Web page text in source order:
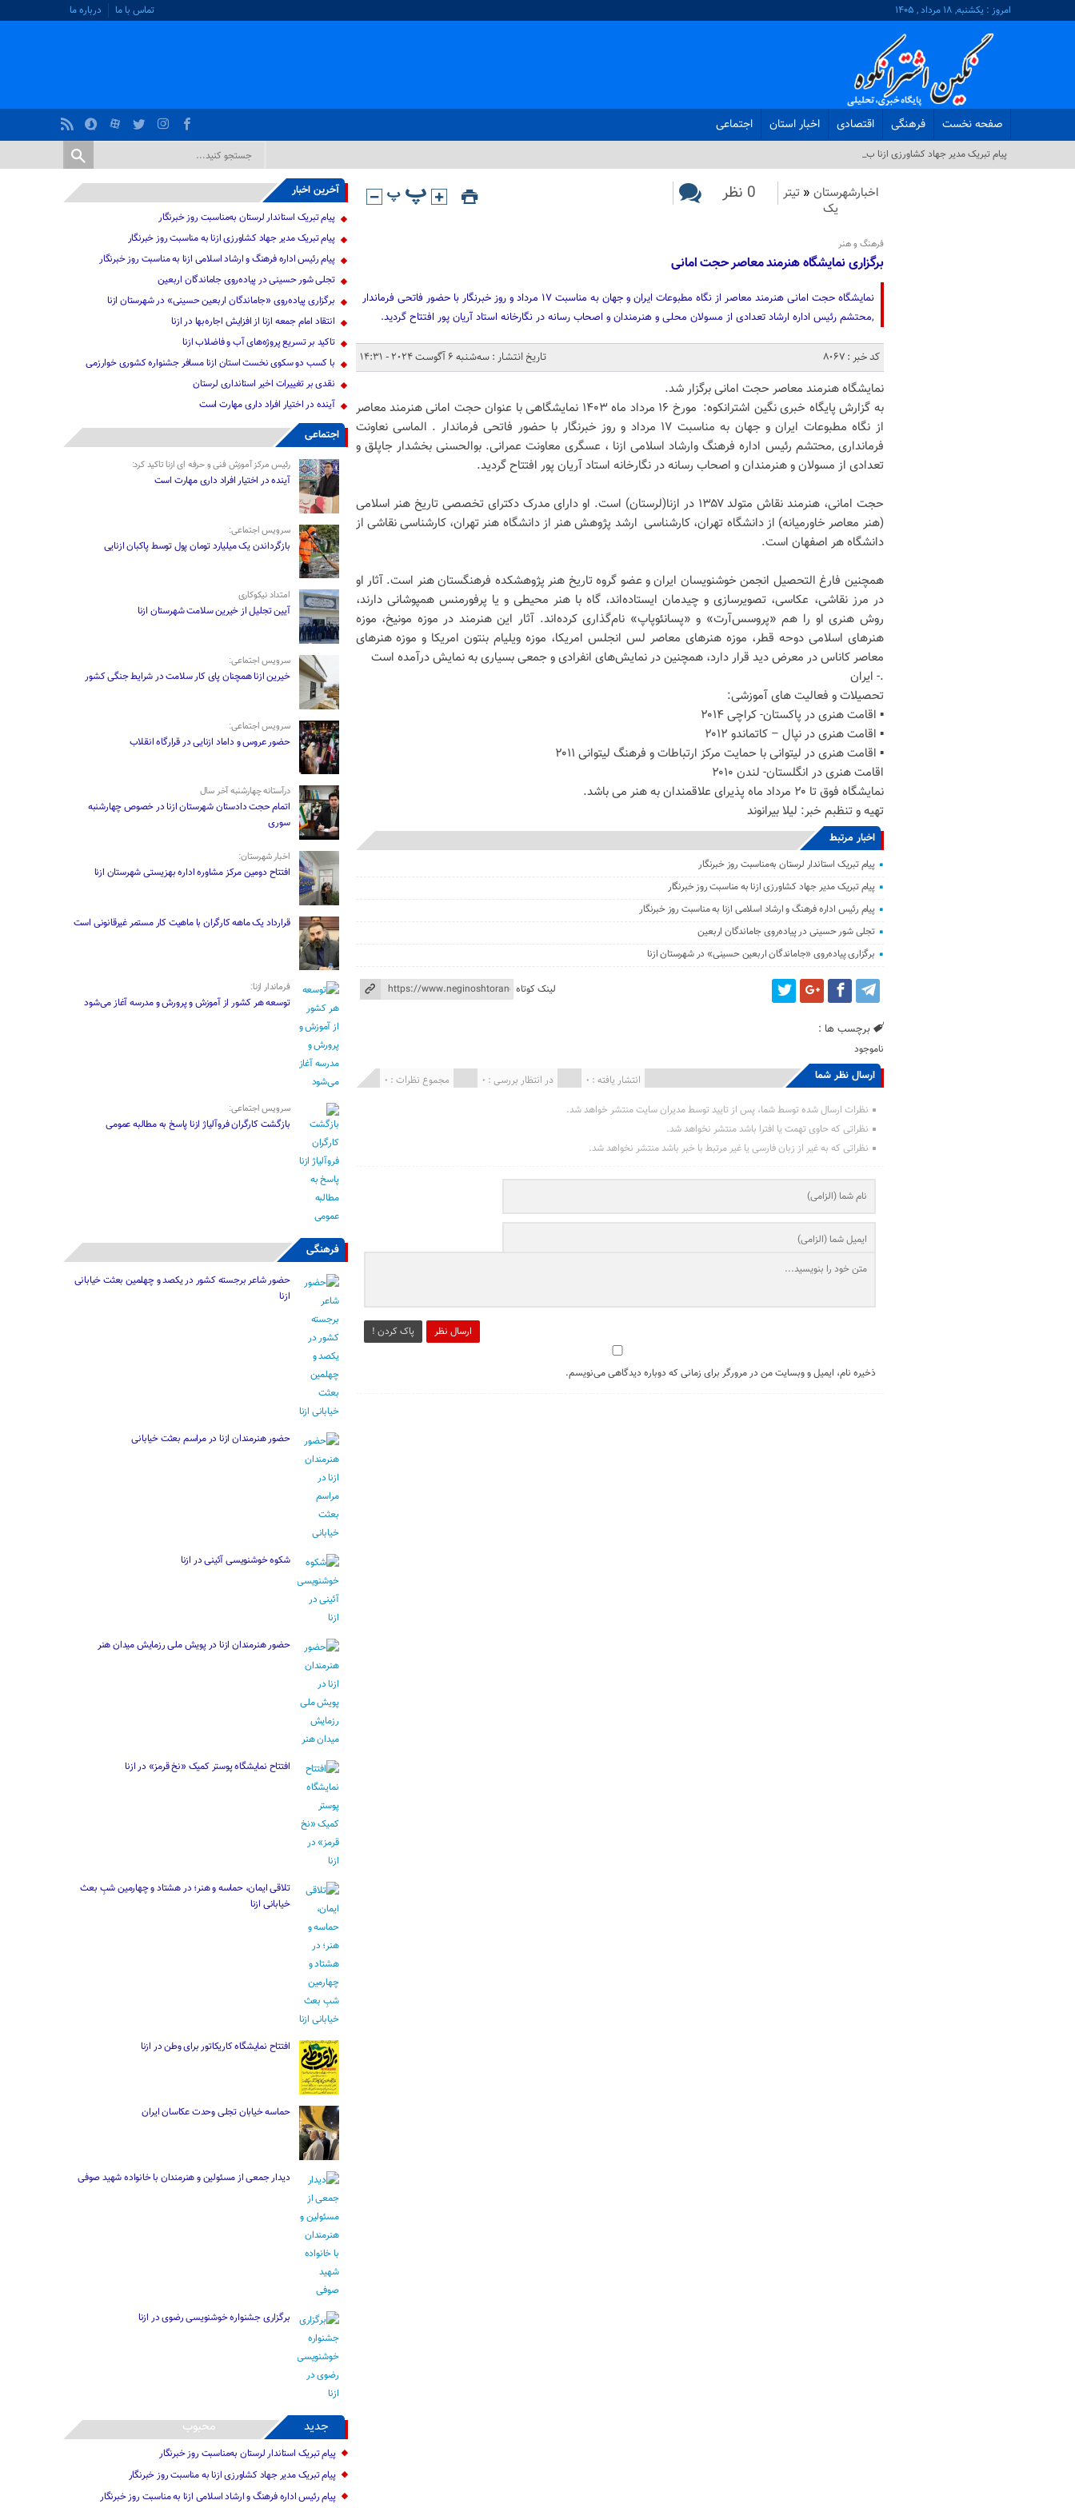
امروز : یکشنبه, ۱۸ مرداد , ۱۴۰۵ تماس با ما درباره ما
صفحه نخست فرهنگی اقتصادی اخبار استان اجتماعی
پیام تبریک مدیر جهاد کشاورزی ازنا به مناسبت رو_
اخبارشهرستان « تیتر
یک
0 نظر
فرهنگ و هنر
برگزاری نمایشگاه هنرمند معاصر حجت امانی
نمایشگاه حجت امانی هنرمند معاصر از نگاه مطبوعات ایران و جهان به مناسبت ۱۷ مرداد و روز خبرنگار با حضور فاتحی فرماندار
,محتشم رئیس اداره ارشاد تعدادی از مسولان محلی و هنرمندان و اصحاب رسانه در نگارخانه استاد آریان پور افتتاح گردید.
کد خبر : 8067
تاریخ انتشار : سه‌شنبه 6 آگوست 2024 - 14:31
نمایشگاه هنرمند معاصر حجت امانی برگزار شد.
به گزارش پایگاه خبری نگین اشترانکوه: مورخ ۱۶ مرداد ماه ۱۴۰۳ نمایشگاهی با عنوان حجت امانی هنرمند معاصر
از نگاه مطبوعات ایران و جهان به مناسبت ۱۷ مرداد و روز خبرنگار با حضور فاتحی فرماندار . الماسی نعاونت
فرمانداری ,محتشم رئیس اداره فرهنگ وارشاد اسلامی ازنا ، عسگری معاونت عمرانی. بوالحسنی بخشدار جاپلق و
تعدادی از مسولان و هنرمندان و اصحاب رسانه در نگارخانه استاد آریان پور افتتاح گردید.
حجت امانی، هنرمند نقاش متولد ۱۳۵۷ در ازنا(لرستان) است. او دارای مدرک دکترای تخصصی تاریخ هنر اسلامی
(هنر معاصر خاورمیانه) از دانشگاه تهران، کارشناسی ارشد پژوهش هنر از دانشگاه هنر تهران، کارشناسی نقاشی از
دانشگاه هر اصفهان است.
همچنین فارغ التحصیل انجمن خوشنویسان ایران و عضو گروه تاریخ هنر پژوهشکده فرهنگستان هنر است. آثار او
در مرز نقاشی، عکاسی، تصویرسازی و چیدمان ایستاده‌اند، گاه با هنر محیطی و یا پرفورمنس همپوشانی دارند،
روش هنری او را هم «پروسس‌آرت» و «پسانئوپاپ» نام‌گذاری کرده‌اند. آثار این هنرمند در موزه مونیخ، موزه
هنرهای اسلامی دوحه قطر، موزه هنرهای معاصر لس انجلس امریکا، موزه ویلیام بنتون امریکا و موزه هنرهای
معاصر کاناس در معرض دید قرار دارد، همچنین در نمایش‌های انفرادی و جمعی بسیاری به نمایش درآمده است
.- ایران
تحصیلات و فعالیت های آموزشی:
▪ اقامت هنری در پاکستان- کراچی ۲۰۱۴
▪ اقامت هنری در نپال – کاتماندو ۲۰۱۲
▪ اقامت هنری در لیتوانی با حمایت مرکز ارتباطات و فرهنگ لیتوانی ۲۰۱۱
اقامت هنری در انگلستان- لندن ۲۰۱۰
نمایشگاه فوق تا ۲۰ مرداد ماه پذیرای علاقمندان به هنر می باشد.
تهیه و تنظبم خبر: لیلا بیرانوند
اخبار مرتبط
پیام تبریک استاندار لرستان به‌مناسبت روز خبرنگار
پیام تبریک مدیر جهاد کشاورزی ازنا به مناسبت روز خبرنگار
پیام رئیس اداره فرهنگ و ارشاد اسلامی ازنا به مناسبت روز خبرنگار
تجلی شور حسینی در پیاده‌روی جاماندگان اربعین
برگزاری پیاده‌روی «جاماندگان اربعین حسینی» در شهرستان ازنا
لینک کوتاه
برچسب ها :
ناموجود
ارسال نظر شما مجموع نظرات : 0 در انتظار بررسی : 0 انتشار یافته : 0
نظرات ارسال شده توسط شما، پس از تایید توسط مدیران سایت منتشر خواهد شد.
نظراتی که حاوی تهمت یا افترا باشد منتشر نخواهد شد.
نظراتی که به غیر از زبان فارسی یا غیر مرتبط با خبر باشد منتشر نخواهد شد.
ارسال نظر پاک کردن !
ذخیره نام، ایمیل و وبسایت من در مرورگر برای زمانی که دوباره دیدگاهی می‌نویسم.
آخرین اخبار
پیام تبریک استاندار لرستان به‌مناسبت روز خبرنگار
پیام تبریک مدیر جهاد کشاورزی ازنا به مناسبت روز خبرنگار
پیام رئیس اداره فرهنگ و ارشاد اسلامی ازنا به مناسبت روز خبرنگار
تجلی شور حسینی در پیاده‌روی جاماندگان اربعین
برگزاری پیاده‌روی «جاماندگان اربعین حسینی» در شهرستان ازنا
انتقاد امام جمعه ازنا از افزایش اجاره‌بها در ازنا
تاکید بر تسریع پروژه‌های آب و فاضلاب ازنا
با کسب دو سکوی نخست استان ازنا مسافر جشنواره کشوری خوارزمی
نقدی بر تغییرات اخیر استانداری لرستان
آینده در اختیار افراد داری مهارت است
اجتماعی
رئیس مرکز آموزش فنی و حرفه ای ازنا تاکید کرد:
آینده در اختیار افراد داری مهارت است
سرویس اجتماعی:
بازگرداندن یک میلیارد تومان پول توسط پاکبان ازنایی
امتداد نیکوکاری
آیین تجلیل از خیرین سلامت شهرستان ازنا
سرویس اجتماعی:
خیرین ازنا همچنان پای کار سلامت در شرایط جنگی کشور
سرویس اجتماعی:
حضور عروس و داماد ازنایی در قرارگاه انقلاب
درآستانه چهارشنبه آخر سال
اتمام حجت دادستان شهرستان ازنا در خصوص چهارشنبه
‌سوری
اخبار شهرستان:
افتتاح دومین مرکز مشاوره اداره بهزیستی شهرستان ازنا
قرارداد یک ماهه کارگران با ماهیت کار مستمر غیرقانونی است
فرماندار ازنا:
توسعه هر کشور از آموزش و پرورش و مدرسه آغاز می‌شود
سرویس اجتماعی:
بازگشت کارگران فروآلیاژ ازنا پاسخ به مطالبه عمومی
فرهنگی
حضور شاعر برجسته کشور در یکصد و چهلمین بعثت خیابانی
ازنا
حضور هنرمندان ازنا در مراسم بعثت خیابانی
شکوه خوشنویسی آئینی در ازنا
حضور هنرمندان ازنا در پویش ملی رزمایش میدان هنر
افتتاح نمایشگاه پوستر کمیک «نخ قرمز» در ازنا
تلاقی ایمان، حماسه و هنر؛ در هشتاد و چهارمین شبِ بعث
خیابانی ازنا
افتتاح نمایشگاه کاریکاتور برای وطن در ازنا
حماسه خیابان تجلی وحدت عکاسان ایران
دیدار جمعی از مسئولین و هنرمندان با خانواده شهید صوفی
برگزاری جشنواره خوشنویسی رضوی در ازنا
جدید محبوب
پیام تبریک استاندار لرستان به‌مناسبت روز خبرنگار
پیام تبریک مدیر جهاد کشاورزی ازنا به مناسبت روز خبرنگار
پیام رئیس اداره فرهنگ و ارشاد اسلامی ازنا به مناسبت روز خبرنگار